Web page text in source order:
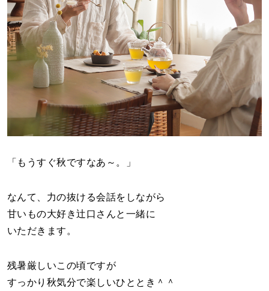
「もうすぐ秋ですなあ～。」
なんて、力の抜ける会話をしながら
甘いもの大好き辻口さんと一緒に
いただきます。
残暑厳しいこの頃ですが
すっかり秋気分で楽しいひととき＾＾